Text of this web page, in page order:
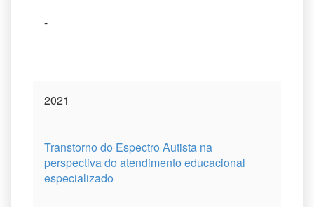
-
2021
Transtorno do Espectro Autista na
perspectiva do atendimento educacional
especializado